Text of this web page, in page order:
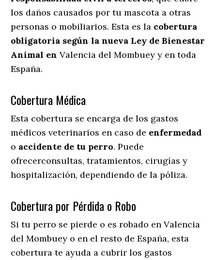
los daños causados por tu mascota a otras
personas o mobiliarios. Esta es la cobertura
obligatoria según la nueva Ley de Bienestar
Animal enValencia del Mombuey y en toda
España.
Cobertura Médica
Esta cobertura se encarga de los gastos
médicos veterinarios en caso de enfermedad
o accidente de tu perro. Puede
ofrecerconsultas, tratamientos, cirugías y
hospitalización, dependiendo de la póliza.
Cobertura por Pérdida o Robo
Si tu perro se pierde o es robado en Valencia
del Mombuey o en el resto de España, esta
cobertura te ayuda a cubrir los gastos